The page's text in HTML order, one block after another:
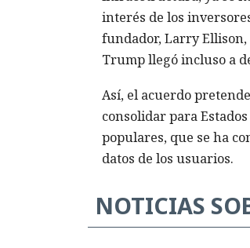
interés de los
fundador, Larry
Trump llegó incluso a
Así, el acuerdo
consolidar para
populares, que se ha
datos de los usuarios.
NOTICIAS